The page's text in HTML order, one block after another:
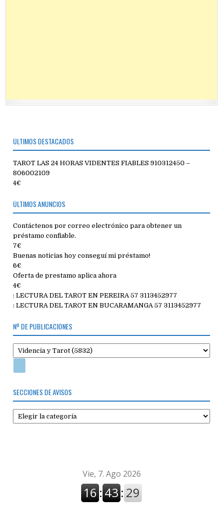
ÚLTIMOS DESTACADOS
TAROT LAS 24 HORAS VIDENTES FIABLES 910312450 –
806002109
4€
ÚLTIMOS ANUNCIOS
Contáctenos por correo electrónico para obtener un
préstamo confiable.
7€
Buenas noticias hoy conseguí mi préstamo!
6€
Oferta de prestamo aplica ahora
4€
: LECTURA DEL TAROT EN PEREIRA 57 3113452977
: LECTURA DEL TAROT EN BUCARAMANGA 57 3113452977
Nº DE PUBLICACIONES
SECCIONES DE AVISOS
Secciones
de